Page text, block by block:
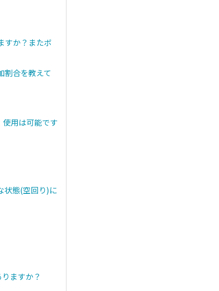
すか？またボ
割合を教えて
用は可能です
状態(空回り)に
ますか？